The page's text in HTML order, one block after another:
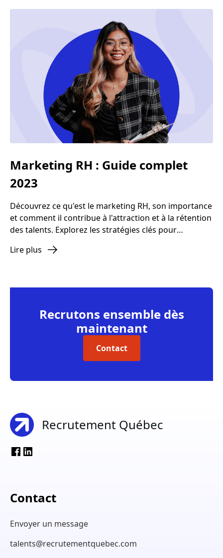
Marketing RH : Guide complet
2023
Découvrez ce qu'est le marketing RH, son importance
et comment il contribue à l'attraction et à la rétention
des talents. Explorez les stratégies clés pour
marque employeur de votre entreprise.
Lire plus
Recrutons ensemble dès
maintenant
Contact
Recrutement Québec
Contact
Envoyer un message
talents@recrutementquebec.com